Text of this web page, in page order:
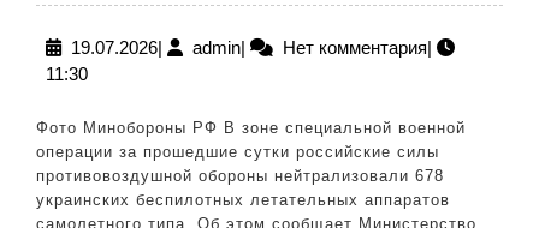
ПВО
сбили
зоне
СВО
678
19.07.202619.07.2026
| adminadmin
| Нет комментария|
11:30
Фото Минобороны РФ В зоне специальной военной
операции за прошедшие сутки российские силы
противовоздушной обороны нейтрализовали 678
украинских беспилотных летательных аппаратов
самолетного типа. Об этом сообщает Министерство